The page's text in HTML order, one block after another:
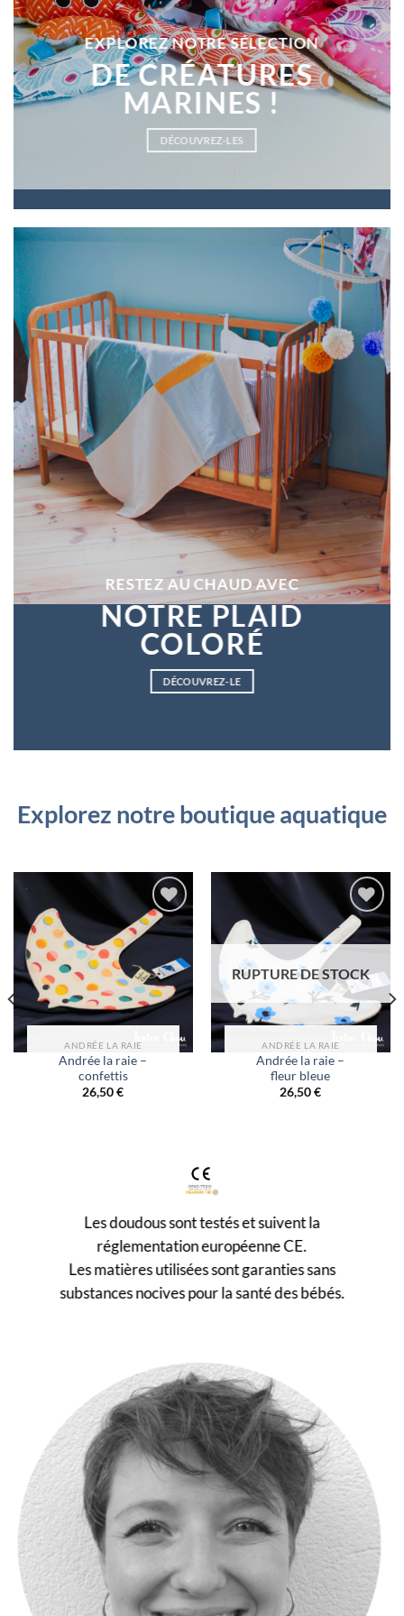
EXPLOREZ NOTRE SÉLECTION
DE CRÉATURES
MARINES !
DÉCOUVREZ-LES
RESTEZ AU CHAUD AVEC
NOTRE PLAID
COLORÉ
DÉCOUVREZ-LE
Explorez notre boutique aquatique
Ajouter
liste
d’envies
ANDRÉE LA RAIE
Andrée la raie –
confettis
26,50€
Ajouter
à la
d’envies
RUPTURE DE STOCK
ANDRÉE LA RAIE
Andrée la raie –
fleur bleue
26,50€
Les doudous sont testés et suivent la
réglementation européenne CE.
Les matières utilisées sont garanties sans
substances nocives pour la santé des bébés.